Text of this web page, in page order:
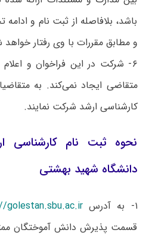
باشد، بلافاصله از ثبت نام و
و مطابق مقررات با وی رفتار
۶- شرکت در این فراخوان و
متقاضی ایجاد نمی‌کند. به
کارشناسی ارشد شرکت نمایند.
نحوه ثبت نام کارشناسی
دانشگاه شهید بهشتی
۱- به آدرس golestan.sbu.ac.ir
قسمت پذیرش دانش آموختگان